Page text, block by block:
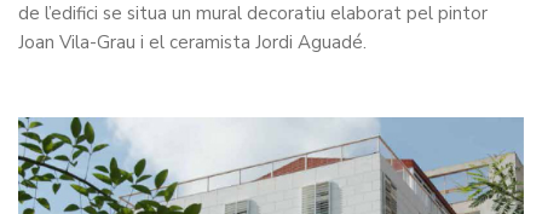
de l’edifici se situa un mural decoratiu elaborat pel pintor
Joan Vila-Grau i el ceramista Jordi Aguadé.